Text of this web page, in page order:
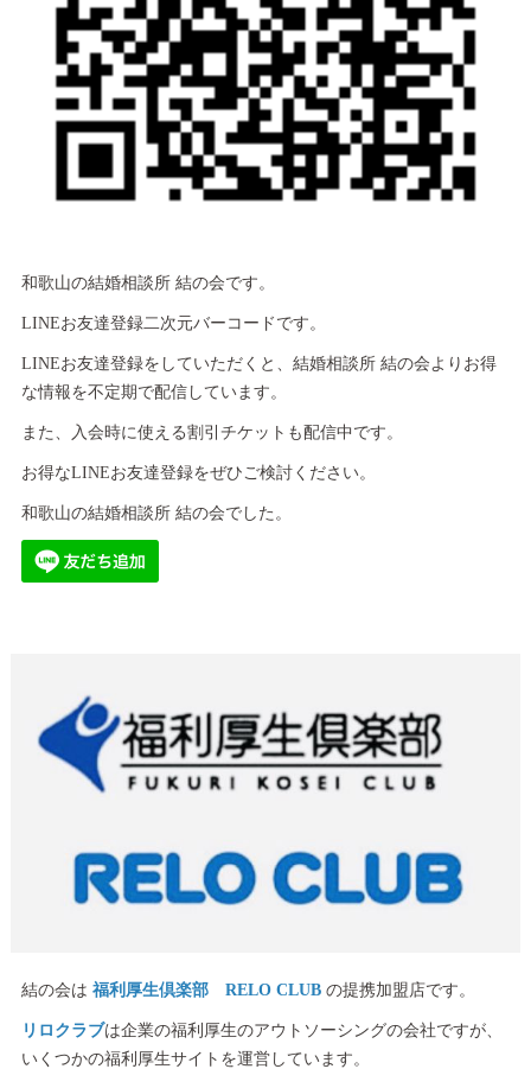
和歌山の結婚相談所 結の会です。
LINEお友達登録二次元バーコードです。
LINEお友達登録をしていただくと、結婚相談所 結の会よりお得
な情報を不定期で配信しています。
また、入会時に使える割引チケットも配信中です。
お得なLINEお友達登録をぜひご検討ください。
和歌山の結婚相談所 結の会でした。
結の会は 福利厚生倶楽部 RELO CLUBの提携加盟店です。
リロクラブは企業の福利厚生のアウトソーシングの会社ですが、
いくつかの福利厚生サイトを運営しています。